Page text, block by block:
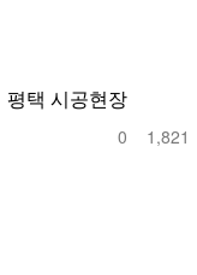
평택 시공현장
0 1,821